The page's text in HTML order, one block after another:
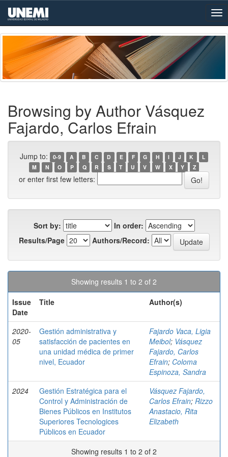
Skip
navigation
Browsing by Author Vásquez
Fajardo, Carlos Efrain
Jump to: 0-9 A B C D E F G H I J K
L
M
N O P Q R S T U V W X Y Z
or enter first few letters:
Sort by:
In order:
Results/Page
Authors/Record:
Showing results 1 to 2 of 2
Issue
Date
Title Author(s)
2020-
05
Gestión administrativa y
satisfacción de pacientes en
una unidad médica de primer
nivel, Ecuador
Fajardo Vaca, Ligia
Meibol; Vásquez
Fajardo, Carlos
Efrain; Coloma
Espinoza, Sandra
2024
Gestión Estratégica para el
Control y Administración de
Bienes Públicos en Institutos
Superiores Tecnologices
Públicos en Ecuador
Vásquez Fajardo,
Carlos Efrain; Rizzo
Anastacio, Rita
Elizabeth
Showing results 1 to 2 of 2